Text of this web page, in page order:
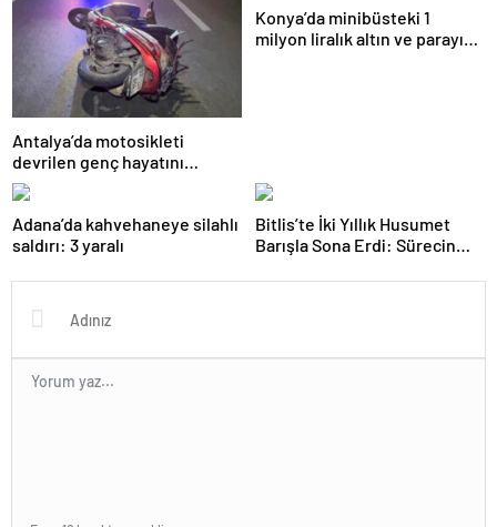
Antalya’da motosikleti
devrilen genç hayatını
kaybetti
Konya’da minibüsteki 1
milyon liralık altın ve parayı
Adana’da kahvehaneye silahlı
saldırı: 3 yaralı
Bitlis’te İki Yıllık Husumet
Barışla Sona Erdi: Sürecin
Lideri Hasan Açık Vardı